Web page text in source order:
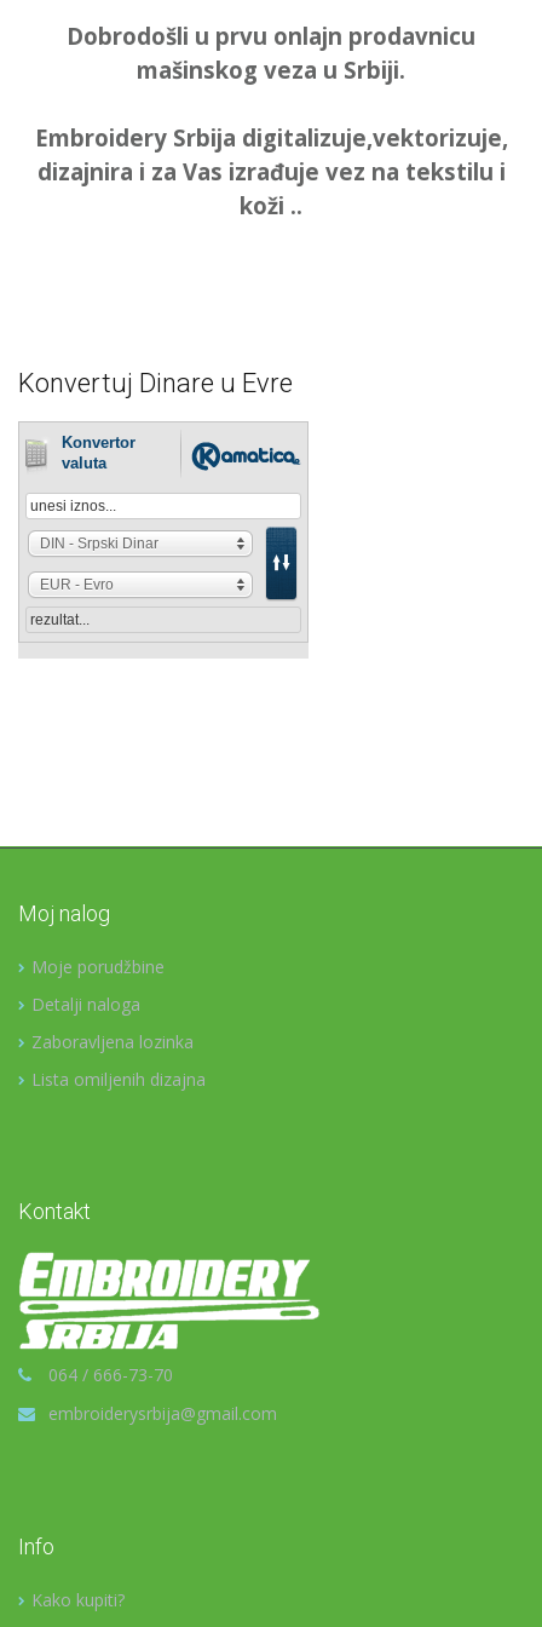
bila:
399.00 рсд.
299.00 рсд. bila:
549.00 рсд.
499.00 рсд.
Dobrodošli u prvu onlajn prodavnicu
mašinskog veza u Srbiji.
Embroidery Srbija digitalizuje,vektorizuje,
dizajnira i za Vas izrađuje vez na tekstilu i
koži ..
Konvertuj Dinare u Evre
Moj nalog
Moje porudžbine
Detalji naloga
Zaboravljena lozinka
Lista omiljenih dizajna
Kontakt
064 / 666-73-70
embroiderysrbija@gmail.com
Info
Kako kupiti?